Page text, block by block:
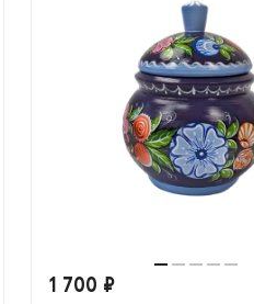
1 700 ₽